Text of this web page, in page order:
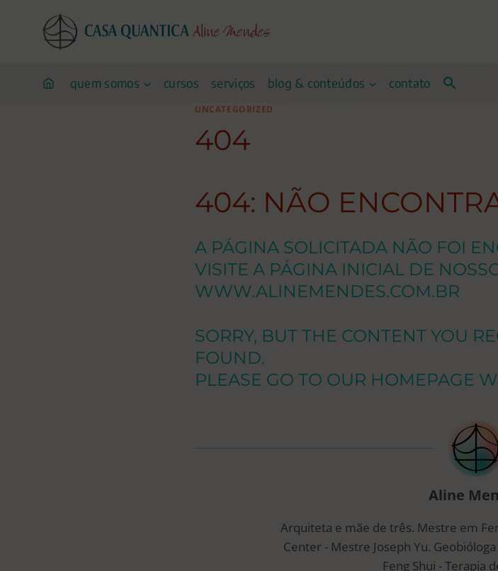
quem somos cursos serviços blog & conteúdos contato
UNCATEGORIZED
404
404: NÃO
A PÁGINA SOLICITADA NÃO FOI
VISITE A PÁGINA INICIAL DE
WWW.ALINEMENDES.COM.BR
SORRY, BUT THE CONTENT YOU
FOUND.
PLEASE GO TO OUR HOMEPAGE
Aline
Arquiteta e mãe de três. Mestre em
Center - Mestre Joseph Yu.
Feng Shui - Terapia